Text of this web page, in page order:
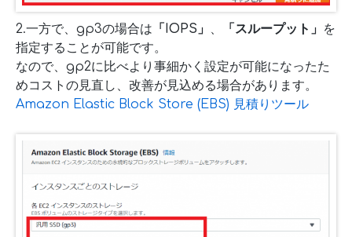
2.一方で、gp3の場合は 「IOPS」 、 「スループット」 を
指定することが可能です。
なので、gp2に比べより事細かく設定が可能になったた
めコストの見直し、改善が見込める場合があります。
Amazon Elastic Block Store (EBS) 見積りツール